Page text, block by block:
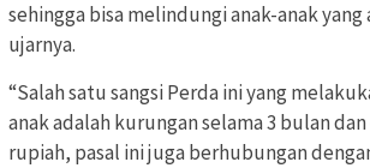
sehingga bisa melindungi anak-anak yang
ujarnya.
“Salah satu sangsi Perda ini yang
anak adalah kurungan selama 3 bulan
rupiah, pasal ini juga berhubungan